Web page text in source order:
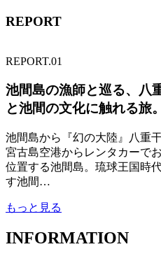
REPORT
REPORT.01
池間島の漁師と巡る、八
と池間の文化に触れる旅。
池間島から『幻の大陸』八重
宮古島空港からレンタカーで
位置する池間島。琉球王国時
す池間…
もっと見る
INFORMATION